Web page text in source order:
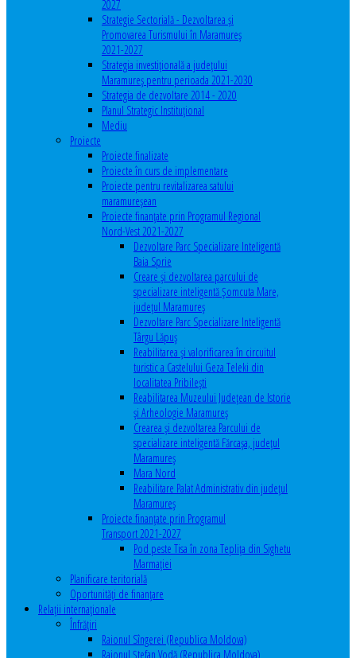
2027
Strategie Sectorială - Dezvoltarea și
Promovarea Turismului în Maramureș
2021-2027
Strategia investiţională a județului
Maramureș pentru perioada 2021-2030
Strategia de dezvoltare 2014 - 2020
Planul Strategic Instituţional
Mediu
Proiecte
Proiecte finalizate
Proiecte în curs de implementare
Proiecte pentru revitalizarea satului
maramureşean
Proiecte finanțate prin Programul Regional
Nord-Vest 2021-2027
Dezvoltare Parc Specializare Inteligentă
Baia Sprie
Creare și dezvoltarea parcului de
specializare inteligentă Șomcuta Mare,
județul Maramureș
Dezvoltare Parc Specializare Inteligentă
Târgu Lăpuș
Reabilitarea și valorificarea în circuitul
turistic a Castelului Geza Teleki din
localitatea Pribilești
Reabilitarea Muzeului Județean de Istorie
și Arheologie Maramureș
Crearea și dezvoltarea Parcului de
specializare inteligentă Fărcașa, județul
Maramureș
Mara Nord
Reabilitare Palat Administrativ din județul
Maramureș
Proiecte finanțate prin Programul
Transport 2021-2027
Pod peste Tisa în zona Teplița din Sighetu
Marmației
Planificare teritorială
Oportunităţi de finanţare
Relaţii internaţionale
Înfrăţiri
Raionul Sîngerei (Republica Moldova)
Raionul Ștefan Vodă (Republica Moldova)